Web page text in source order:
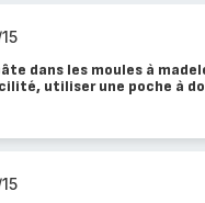
dans les moules à
utiliser une poche à